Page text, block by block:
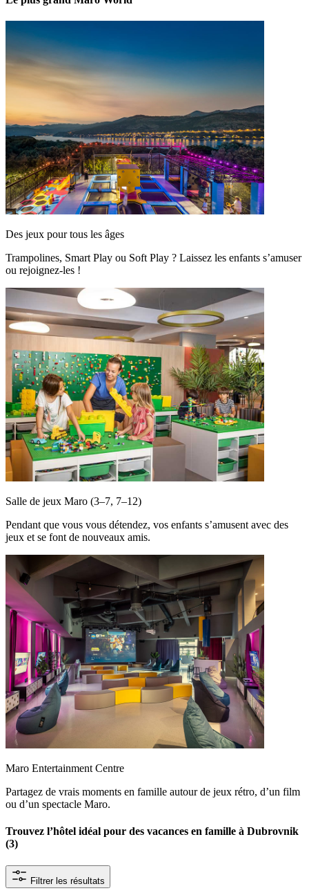
Des jeux pour tous les âges
Trampolines, Smart Play ou Soft Play ? Laissez les enfants s’amuser
ou rejoignez-les !
Salle de jeux Maro (3–7, 7–12)
Pendant que vous vous détendez, vos enfants s’amusent avec des
jeux et se font de nouveaux amis.
Maro Entertainment Centre
Partagez de vrais moments en famille autour de jeux rétro, d’un film
ou d’un spectacle Maro.
Trouvez l’hôtel idéal pour des vacances en famille à Dubrovnik
(3)
Filtrer les résultats